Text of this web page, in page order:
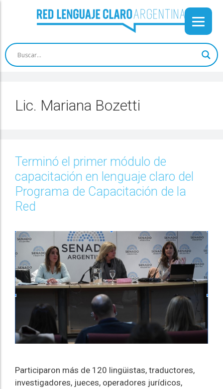
Lic. Mariana Bozetti
Terminó el primer módulo de
capacitación en lenguaje claro del
Programa de Capacitación de la
Red
Participaron más de 120 lingüistas, traductores,
investigadores, jueces, operadores jurídicos,